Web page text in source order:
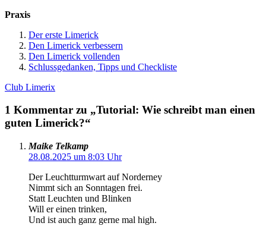
Praxis
Der erste Limerick
Den Limerick verbessern
Den Limerick vollenden
Schlussgedanken, Tipps und Checkliste
Club Limerix
1 Kommentar zu „Tutorial: Wie schreibt man einen
guten Limerick?“
Maike Telkamp
28.08.2025 um 8:03 Uhr
Der Leuchtturmwart auf Norderney
Nimmt sich an Sonntagen frei.
Statt Leuchten und Blinken
Will er einen trinken,
Und ist auch ganz gerne mal high.